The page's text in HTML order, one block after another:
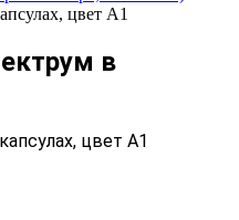
цвет А1
в
цвет А1